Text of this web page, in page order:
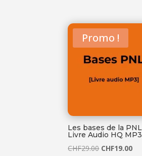
Promo !
Les bases de la
Livre Audio HQ MP3
CHF29.00 Le
CHF19.00Le